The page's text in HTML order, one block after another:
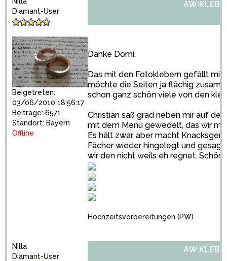
Diamant-User
Beigetreten:
03/06/2010 18:56:17
Beiträge: 6571
Standort: Bayern
Offline
Danke Domi.
Das mit den Fotoklebern gefällt mir
möchte die Seiten ja flächig
schon ganz schön viele von den
Christian saß grad neben mir auf
mit dem Menü gewedelt, das wir
Es hält zwar, aber macht
Fächer wieder hingelegt und
wir den nicht weils eh regnet.
Hochzeitsvorbereitungen (PW)
Nilla
Diamant-User